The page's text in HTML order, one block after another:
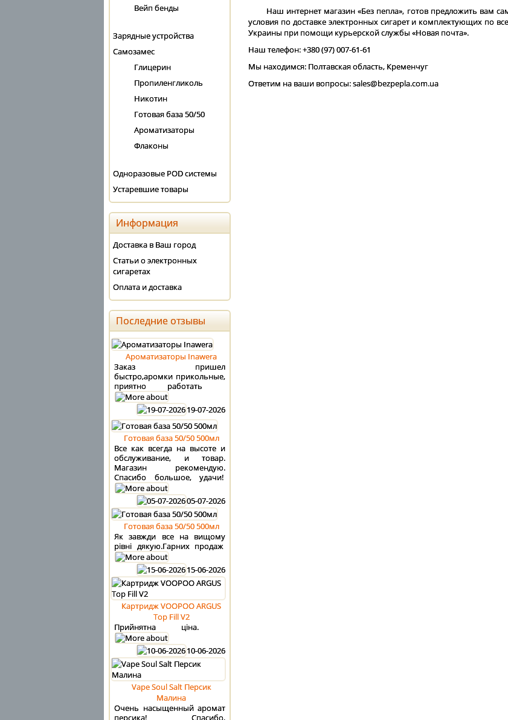
Наш интернет магазин «Без пепла», готов предложить вам
условия по доставке электронных сигарет и комплектующих по
Украины при помощи курьерской службы «Новая почта».
Наш телефон: +380 (97) 007-61-61
Мы находимся: Полтавская область, Кременчуг
Ответим на ваши вопросы: sales@bezpepla.com.ua
Вейп бенды
Зарядные устройства
Самозамес
Глицерин
Пропиленгликоль
Никотин
Готовая база 50/50
Ароматизаторы
Флаконы
Одноразовые POD системы
Устаревшие товары
Информация
Доставка в Ваш город
Статьи о электронных
сигаретах
Оплата и доставка
Последние отзывы
Ароматизаторы Inawera
Заказ пришел
быстро,аромки прикольные,
приятно работать
19-07-2026
Готовая база 50/50 500мл
Все как всегда на высоте и
обслуживание, и товар.
Магазин рекомендую.
Спасибо большое, удачи!
05-07-2026
Готовая база 50/50 500мл
Як завжди все на вищому
рівні дякую.Гарних продаж
15-06-2026
Картридж VOOPOO ARGUS
Top Fill V2
Прийнятна ціна.
10-06-2026
Vape Soul Salt Персик
Малина
Очень насыщенный аромат
персика! Спасибо,